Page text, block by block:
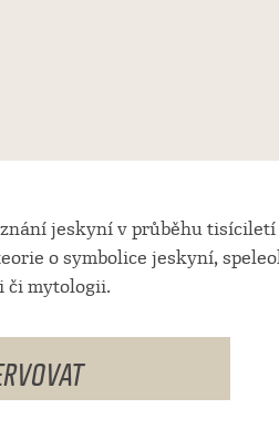
jeskyní v průběhu
o symbolice jeskyní,
či mytologii.